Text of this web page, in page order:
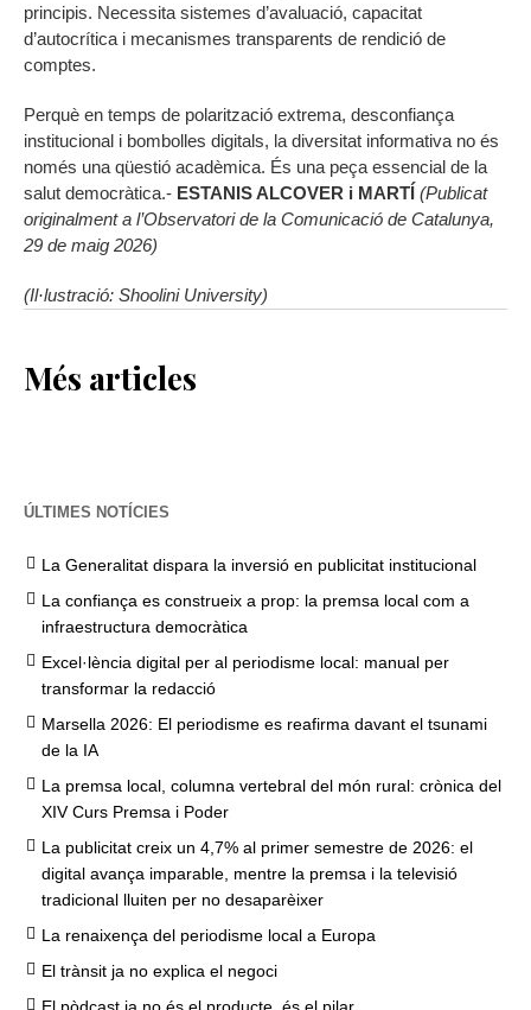
principis. Necessita sistemes d’avaluació, capacitat
d’autocrítica i mecanismes transparents de rendició de
comptes.
Perquè en temps de polarització extrema, desconfiança
institucional i bombolles digitals, la diversitat informativa no és
només una qüestió acadèmica. És una peça essencial de la
salut democràtica.- ESTANIS ALCOVER i MARTÍ (Publicat
originalment a l’Observatori de la Comunicació de Catalunya,
29 de maig 2026)
(Il·lustració: Shoolini University)
Més articles
ÚLTIMES NOTÍCIES
La Generalitat dispara la inversió en publicitat institucional
La confiança es construeix a prop: la premsa local com a
infraestructura democràtica
Excel·lència digital per al periodisme local: manual per
transformar la redacció
Marsella 2026: El periodisme es reafirma davant el tsunami
de la IA
La premsa local, columna vertebral del món rural: crònica del
XIV Curs Premsa i Poder
La publicitat creix un 4,7% al primer semestre de 2026: el
digital avança imparable, mentre la premsa i la televisió
tradicional lluiten per no desaparèixer
La renaixença del periodisme local a Europa
El trànsit ja no explica el negoci
El pòdcast ja no és el producte, és el pilar